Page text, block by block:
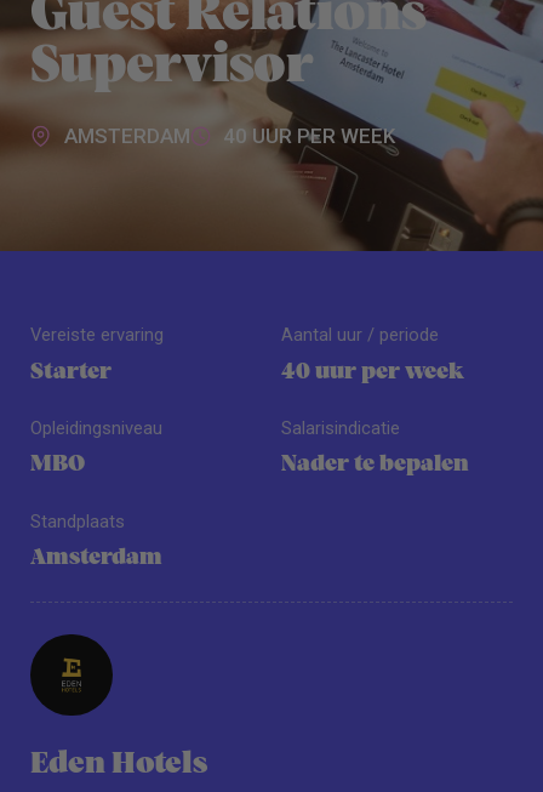
Guest Relations
Supervisor
AMSTERDAM 40 UUR PER WEEK
Vereiste ervaring
Starter
Opleidingsniveau
MBO
Standplaats
Amsterdam
Aantal uur / periode
40 uur per week
Salarisindicatie
Nader te bepalen
Eden Hotels